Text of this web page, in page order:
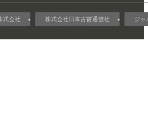
式会社 株式会社日本古書通信社 ジャ